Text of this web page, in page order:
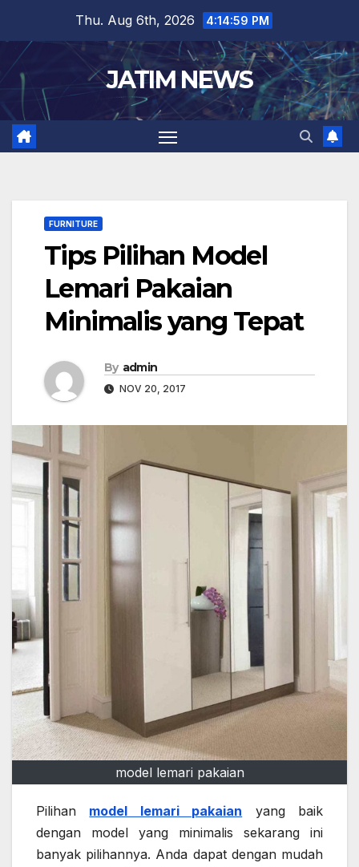
content
Thu. Aug 6th, 2026 4:15:00 PM
JATIM NEWS
FURNITURE
Tips Pilihan Model
Lemari Pakaian
Minimalis yang Tepat
By admin
NOV 20, 2017
model lemari pakaian
Pilihan model lemari pakaian yang baik
dengan model yang minimalis sekarang ini
banyak pilihannya. Anda dapat dengan mudah